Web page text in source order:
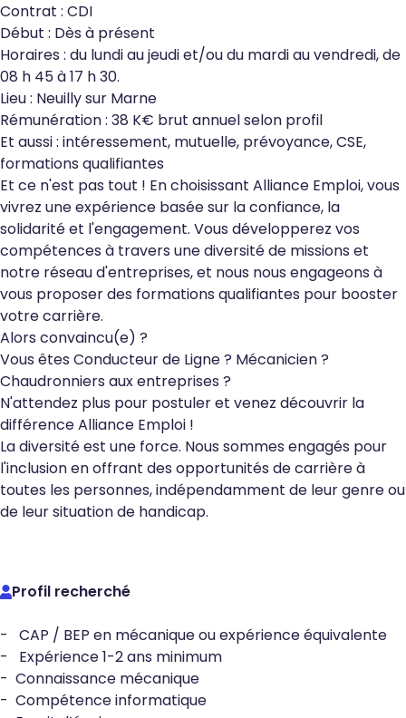
Contrat : CDI
Début : Dès à présent
Horaires : du lundi au jeudi et/ou du mardi au vendredi, de
08 h 45 à 17 h 30.
Lieu : Neuilly sur Marne
Rémunération : 38 K€ brut annuel selon profil
Et aussi : intéressement, mutuelle, prévoyance, CSE,
formations qualifiantes
Et ce n'est pas tout ! En choisissant Alliance Emploi, vous
vivrez une expérience basée sur la confiance, la
solidarité et l'engagement. Vous développerez vos
compétences à travers une diversité de missions et
notre réseau d'entreprises, et nous nous engageons à
vous proposer des formations qualifiantes pour booster
votre carrière.
Alors convaincu(e) ?
Vous êtes Conducteur de Ligne ? Mécanicien ?
Chaudronniers aux entreprises ?
N'attendez plus pour postuler et venez découvrir la
différence Alliance Emploi !
La diversité est une force. Nous sommes engagés pour
l'inclusion en offrant des opportunités de carrière à
toutes les personnes, indépendamment de leur genre ou
de leur situation de handicap.
Profil recherché
- CAP / BEP en mécanique ou expérience équivalente
- Expérience 1-2 ans minimum
- Connaissance mécanique
- Compétence informatique